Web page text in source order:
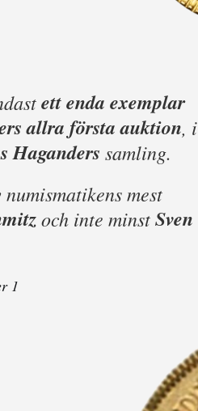
ett enda exemplar
allra första auktion, i
Haganders samling.
mest
och inte minstSven
1